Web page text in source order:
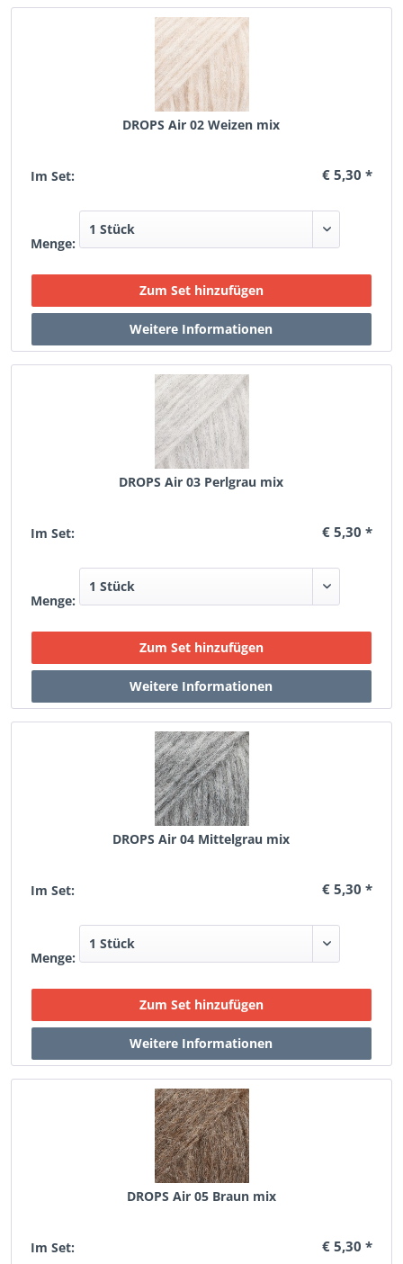
DROPS Air 02 Weizen mix
Im Set: € 5,30 *
Menge:
DROPS Air 03 Perlgrau mix
Im Set: € 5,30 *
Menge:
DROPS Air 04 Mittelgrau mix
Im Set: € 5,30 *
Menge:
DROPS Air 05 Braun mix
Im Set: € 5,30 *